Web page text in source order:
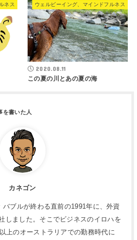
ネス ウェルビーイング、マインドフルネス
2020.08.11
この夏の川とあの夏の海
カネゴン
ブルが終わる直前の1991年に、外資
しました。そこでビジネスのイロハを
上のオーストラリアでの勤務時代に